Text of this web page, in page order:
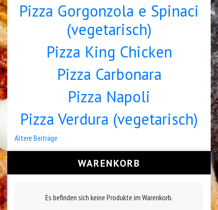
Pizza Gorgonzola e Spinaci
(vegetarisch)
Pizza King Chicken
Pizza Carbonara
Pizza Napoli
Pizza Verdura (vegetarisch)
Beitragsnavigation
Ältere Beiträge
WARENKORB
Es befinden sich keine Produkte im Warenkorb.